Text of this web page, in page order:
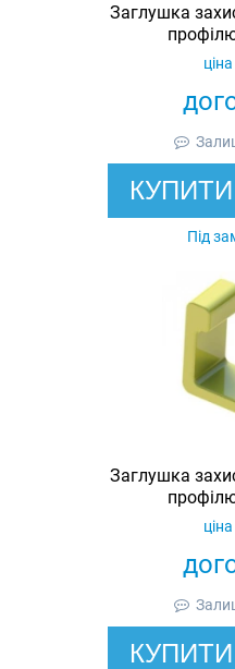
Заглушка
КУПИТИ
Під
Заглушка
КУПИТИ